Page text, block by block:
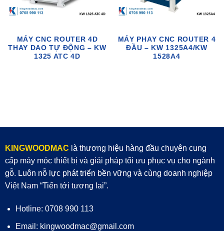
MÁY CNC ROUTER 4D
THAY DAO TỰ ĐỘNG – KW
1325 ATC 4D
MÁY PHAY CNC ROUTER 4
ĐẦU – KW 1325A4/KW
1528A4
KINGWOODMAC là thương hiệu hàng đầu chuyên cung
cấp máy móc thiết bị và giải pháp tối ưu phục vụ cho ngành
gỗ. Luôn nỗ lực phát triển bền vững và cùng doanh nghiệp
Việt Nam “Tiến tới tương lai”.
Hotline: 0708 990 113
Email: kingwoodmac@gmail.com